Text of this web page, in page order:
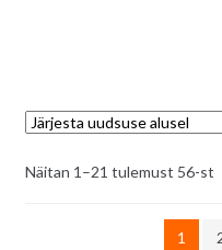
Näitan 1–21 tulemust 56-st
1